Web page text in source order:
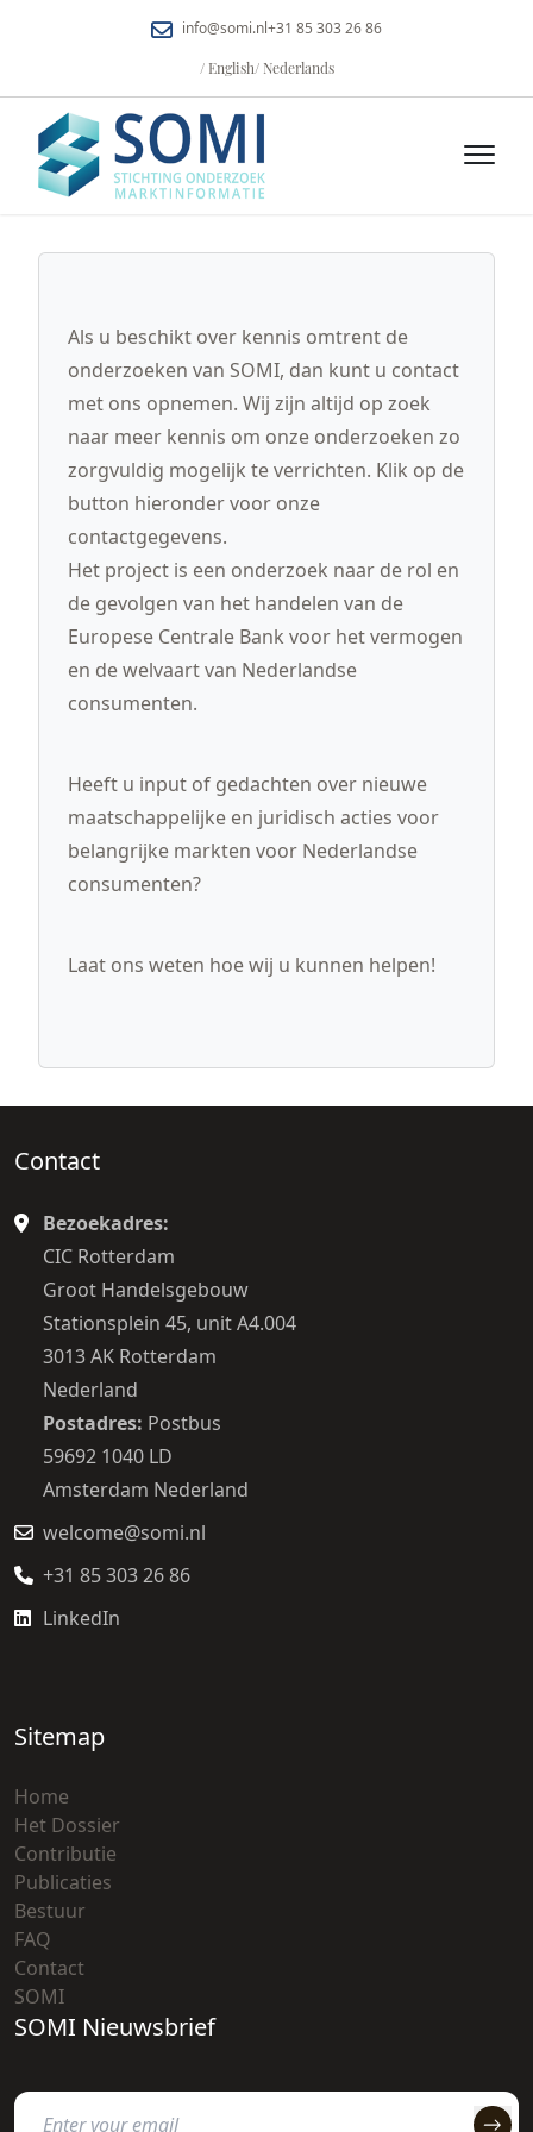
info@somi.nl+31 85 303 26 86
/ English/ Nederlands
GEHEIME INFORMATIE
TIJDSLIJN
VORDERING STUKKEN
HOREN VAN GETUIGEN
CONTRIBUTIE
VIDEO-MIDDELEN
OVER ONS
BESTUUR
ACTIES
PUBLICATIES
CONTACT
CONTACT
Als u beschikt over kennis omtrent de
onderzoeken van SOMI, dan kunt u contact
met ons opnemen. Wij zijn altijd op zoek
naar meer kennis om onze onderzoeken zo
zorgvuldig mogelijk te verrichten. Klik op de
button hieronder voor onze
contactgegevens.
Het project is een onderzoek naar de rol en
de gevolgen van het handelen van de
Europese Centrale Bank voor het vermogen
en de welvaart van Nederlandse
consumenten.
Heeft u input of gedachten over nieuwe
maatschappelijke en juridisch acties voor
belangrijke markten voor Nederlandse
consumenten?
Laat ons weten hoe wij u kunnen helpen!
Contact
Bezoekadres:
CIC Rotterdam
Groot Handelsgebouw
Stationsplein 45, unit A4.004
3013 AK Rotterdam
Nederland
Postadres: Postbus
59692 1040 LD
Amsterdam Nederland
welcome@somi.nl
+31 85 303 26 86
LinkedIn
Sitemap
Home
Het Dossier
Contributie
Publicaties
Bestuur
FAQ
Contact
SOMI
SOMI Nieuwsbrief